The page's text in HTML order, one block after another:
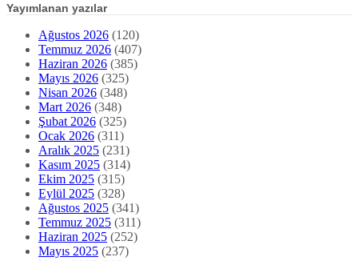
Yayımlanan yazılar
Ağustos 2026 (120)
Temmuz 2026 (407)
Haziran 2026 (385)
Mayıs 2026 (325)
Nisan 2026 (348)
Mart 2026 (348)
Şubat 2026 (325)
Ocak 2026 (311)
Aralık 2025 (231)
Kasım 2025 (314)
Ekim 2025 (315)
Eylül 2025 (328)
Ağustos 2025 (341)
Temmuz 2025 (311)
Haziran 2025 (252)
Mayıs 2025 (237)